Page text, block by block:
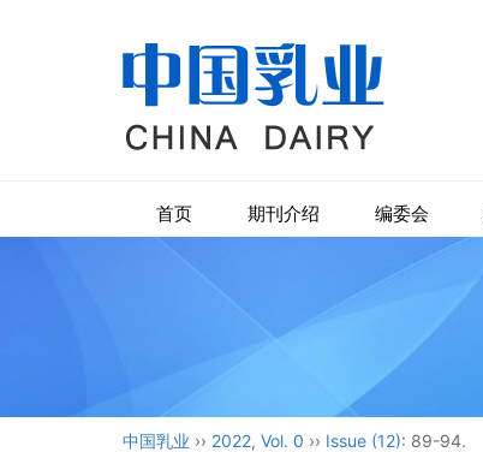
首页 期刊介绍 编委会
中国乳业 ›› 2022, Vol. 0 ›› Issue (12): 89-94.